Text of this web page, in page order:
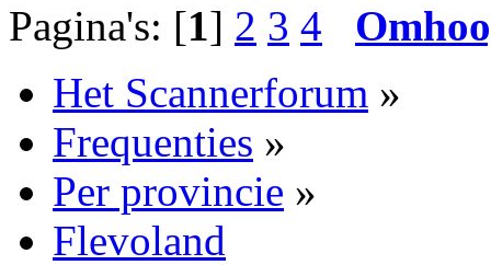
Pagina's: [1] 2 3 4
Het Scannerforum »
Frequenties »
Per provincie »
Flevoland